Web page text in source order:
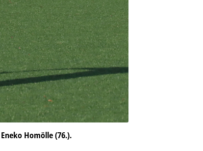
Homölle (76.).